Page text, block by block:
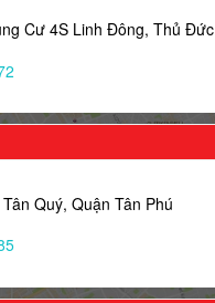
Cư 4S Linh Đông, Thủ Đức
Quý, Quận Tân Phú